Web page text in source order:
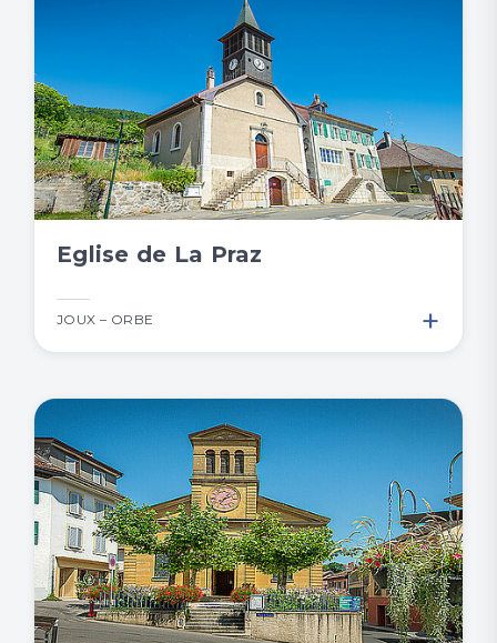
Eglise de La Praz
JOUX – ORBE +